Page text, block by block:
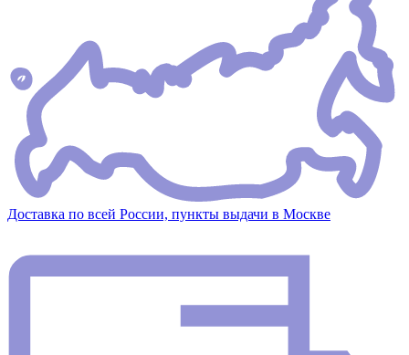
Доставка по всей России, пункты выдачи в Москве